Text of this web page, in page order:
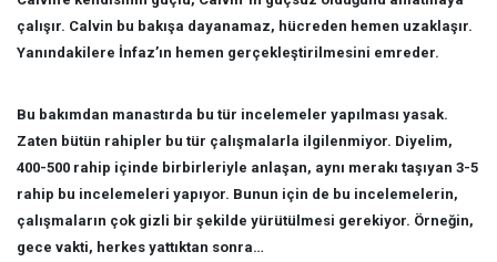
çalışır. Calvin bu bakışa dayanamaz, hücreden hemen uzaklaşır.
Yanındakilere İnfaz’ın hemen gerçekleştirilmesini emreder.
Bu bakımdan manastırda bu tür incelemeler yapılması yasak.
Zaten bütün rahipler bu tür çalışmalarla ilgilenmiyor. Diyelim,
400-500 rahip içinde birbirleriyle anlaşan, aynı merakı taşıyan 3-5
rahip bu incelemeleri yapıyor. Bunun için de bu incelemelerin,
çalışmaların çok gizli bir şekilde yürütülmesi gerekiyor. Örneğin,
gece vakti, herkes yattıktan sonra…